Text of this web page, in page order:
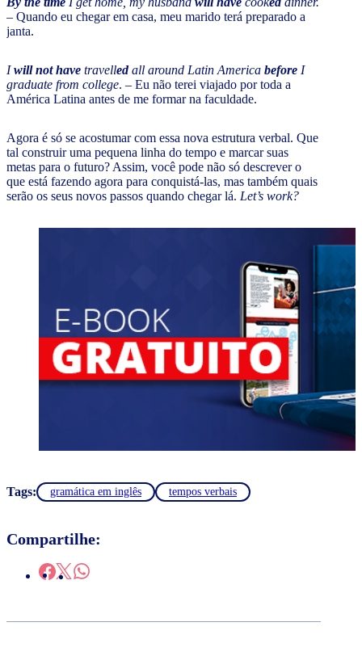
– Quando eu chegar em casa, meu marido terá preparado a
janta.
Iwill not have travelledall around Latin America before I
graduate from college. – Eu não terei viajado por toda a
América Latina antes de me formar na faculdade.
Agora é só se acostumar com essa nova estrutura verbal. Que
tal construir uma pequena linha do tempo e marcar suas
metas para o futuro? Assim, você pode não só descrever o
que está fazendo agora para conquistá-las, mas também quais
serão os seus novos passos quando chegar lá. Let’s work?
Tags: gramática em inglês tempos verbais
Compartilhe: